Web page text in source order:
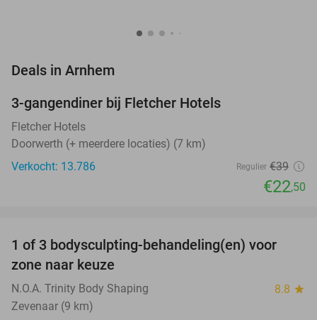
Deals in Arnhem
3-gangendiner bij Fletcher Hotels
Fletcher Hotels
Doorwerth (+ meerdere locaties) (7 km)
Verkocht: 13.786
Regulier €39
€22,50
71%
TODAY
1 of 3 bodysculpting-behandeling(en) voor
zone naar keuze
N.O.A. Trinity Body Shaping 8.8 star
Zevenaar (9 km)